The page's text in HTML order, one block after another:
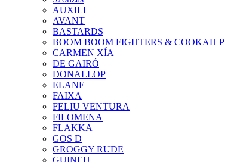
AUXILI
AVANT
BASTARDS
BOOM BOOM FIGHTERS & COOKAH P
CARMEN XÍA
DE GAIRÓ
DONALLOP
ELANE
FAIXA
FELIU VENTURA
FILOMENA
FLAKKA
GOS D
GROGGY RUDE
GUINEU